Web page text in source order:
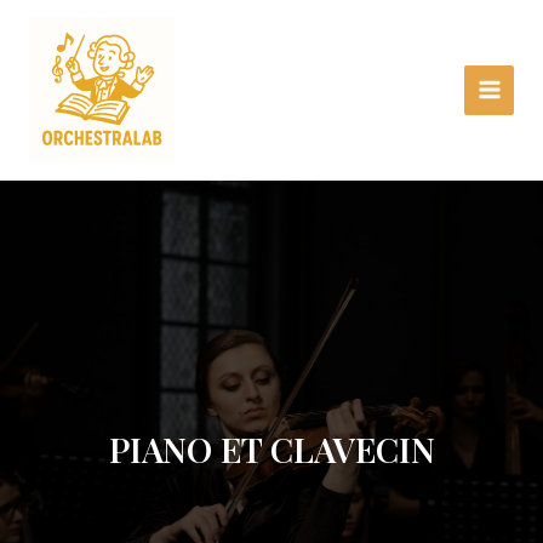
contenu
Menu
PIANO ET CLAVECIN